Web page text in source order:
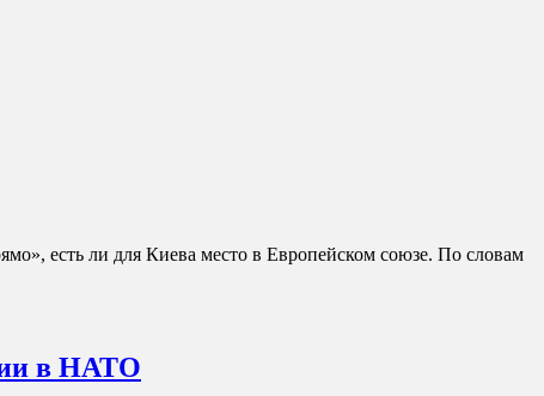
есть ли для Киева место в Европейском союзе. По словам
в НАТО